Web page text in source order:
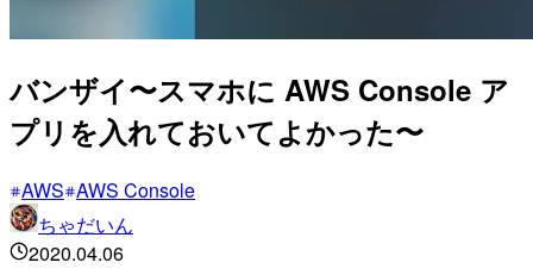
バンザイ〜スマホに AWS Console ア
プリを入れておいてよかった〜
AWS AWS Console
ちゃだいん
2020.04.06